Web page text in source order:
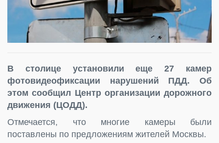
В столице установили еще 27 камер
фотовидеофиксации нарушений ПДД. Об
этом сообщил Центр организации дорожного
движения (ЦОДД).
Отмечается, что многие камеры были
поставлены по предложениям жителей Москвы.